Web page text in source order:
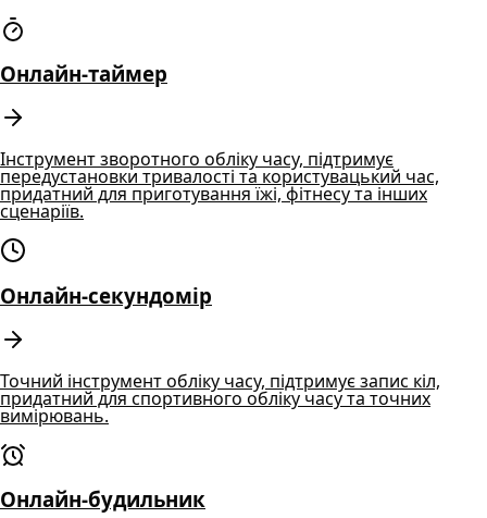
Онлайн-таймер
Інструмент зворотного обліку часу, підтримує
передустановки тривалості та користувацький час,
придатний для приготування їжі, фітнесу та інших
сценаріїв.
Онлайн-секундомір
Точний інструмент обліку часу, підтримує запис кіл,
придатний для спортивного обліку часу та точних
вимірювань.
Онлайн-будильник